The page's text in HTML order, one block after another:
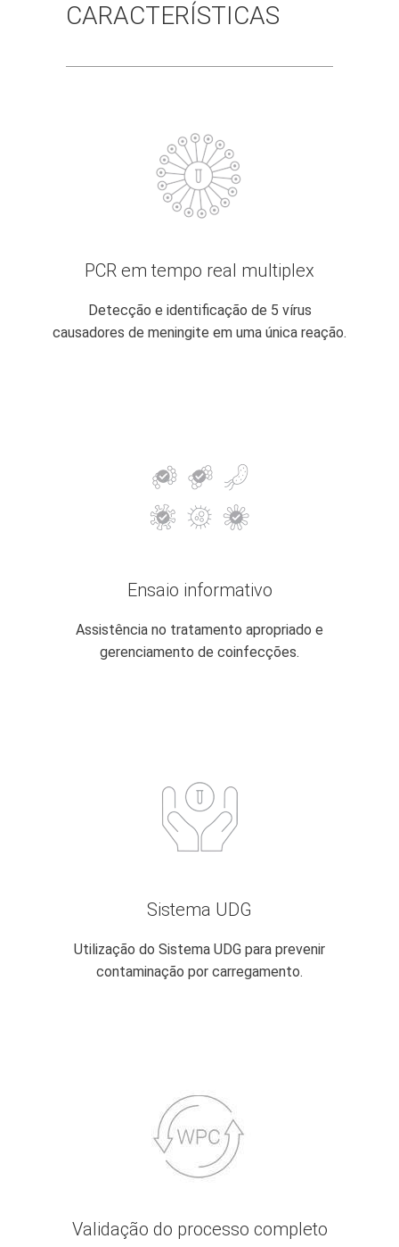
CARACTERÍSTICAS
PCR em tempo real multiplex
Detecção e identificação de 5 vírus
causadores de meningite em uma única reação.
Ensaio informativo
Assistência no tratamento apropriado e
gerenciamento de coinfecções.
Sistema UDG
Utilização do Sistema UDG para prevenir
contaminação por carregamento.
Validação do processo completo